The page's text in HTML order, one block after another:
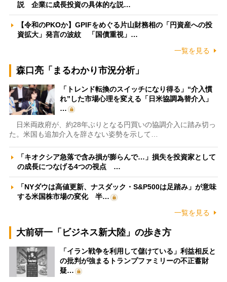
説 企業に成長投資の具体的な説…
【令和のPKOか】GPIFをめぐる片山財務相の「円資産への投
資拡大」発言の波紋 「国債重視」…
一覧を見る
森口亮「まるわかり市況分析」
「トレンド転換のスイッチになり得る」“介入慣
れ”した市場心理を変える「日米協調為替介入」
…
日米両政府が、約28年ぶりとなる円買いの協調介入に踏み切っ
た。米国も追加介入を辞さない姿勢を示して…
「キオクシア急落で含み損が膨らんで…」損失を投資家として
の成長につなげる4つの視点 …
「NYダウは高値更新、ナスダック・S&P500は足踏み」が意味
する米国株市場の変化 半…
一覧を見る
大前研一「ビジネス新大陸」の歩き方
「イラン戦争を利用して儲けている」利益相反と
の批判が強まるトランプファミリーの不正蓄財
疑…